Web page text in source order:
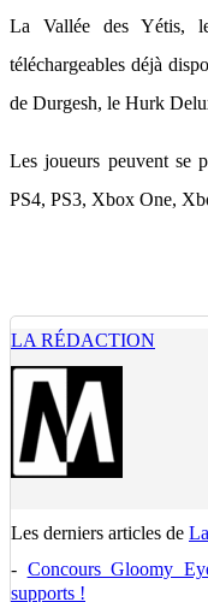
La Vallée des Yétis,
téléchargeables déjà
de Durgesh, le Hurk
Les joueurs peuvent se
PS4, PS3, Xbox One,
LA RÉDACTION
Les derniers articles de
- Concours Gloomy
supports !